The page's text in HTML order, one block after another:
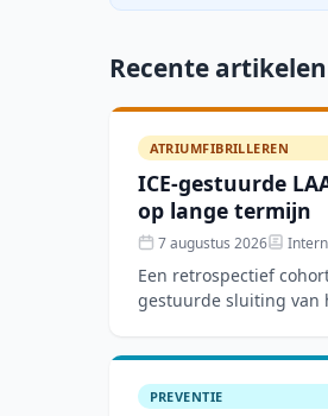
Recente artikelen
ATRIUMFIBRILLEREN
ICE-gestuurde
op lange termijn
7 augustus 2026
Een retrospectief
gestuurde sluiting van
PREVENTIE